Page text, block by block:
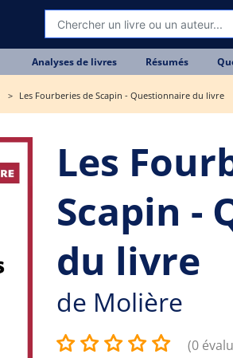
Analyses de livres Résumés
Les Fourberies de Scapin - Questionnaire du livre
Les
Scapin -
du livre
de Molière
(0